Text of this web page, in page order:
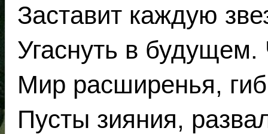
Заставит каждую
Угаснуть в будущем.
Мир расширенья,
Пусты зияния,